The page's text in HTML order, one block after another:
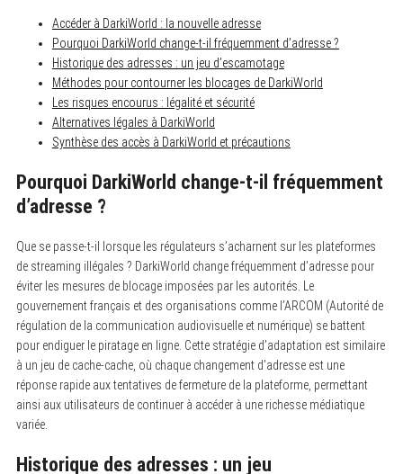
Accéder à DarkiWorld : la nouvelle adresse
Pourquoi DarkiWorld change-t-il fréquemment d’adresse ?
Historique des adresses : un jeu d’escamotage
Méthodes pour contourner les blocages de DarkiWorld
Les risques encourus : légalité et sécurité
Alternatives légales à DarkiWorld
Synthèse des accès à DarkiWorld et précautions
Pourquoi DarkiWorld change-t-il fréquemment
d’adresse ?
Que se passe-t-il lorsque les régulateurs s’acharnent sur les plateformes
de streaming illégales ? DarkiWorld change fréquemment d’adresse pour
éviter les mesures de blocage imposées par les autorités. Le
gouvernement français et des organisations comme l’ARCOM (Autorité de
régulation de la communication audiovisuelle et numérique) se battent
pour endiguer le piratage en ligne. Cette stratégie d’adaptation est similaire
à un jeu de cache-cache, où chaque changement d’adresse est une
réponse rapide aux tentatives de fermeture de la plateforme, permettant
ainsi aux utilisateurs de continuer à accéder à une richesse médiatique
variée.
Historique des adresses : un jeu